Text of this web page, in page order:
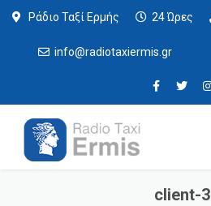
Ράδιο Ταξί Ερμής 24 Ώρες
info@radiotaxiermis.gr
client-3